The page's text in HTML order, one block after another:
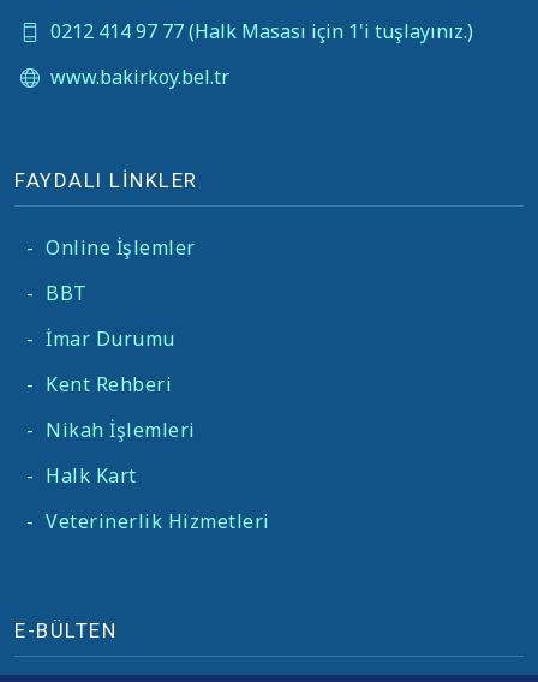
0212 414 97 77 (Halk Masası için 1'i tuşlayınız.)
www.bakirkoy.bel.tr
FAYDALI LİNKLER
- Online İşlemler
- BBT
- İmar Durumu
- Kent Rehberi
- Nikah İşlemleri
- Halk Kart
- Veterinerlik Hizmetleri
E-BÜLTEN